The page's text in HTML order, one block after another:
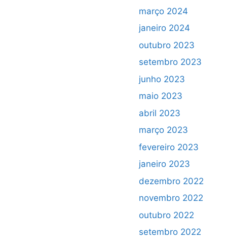
março 2024
janeiro 2024
outubro 2023
setembro 2023
junho 2023
maio 2023
abril 2023
março 2023
fevereiro 2023
janeiro 2023
dezembro 2022
novembro 2022
outubro 2022
setembro 2022